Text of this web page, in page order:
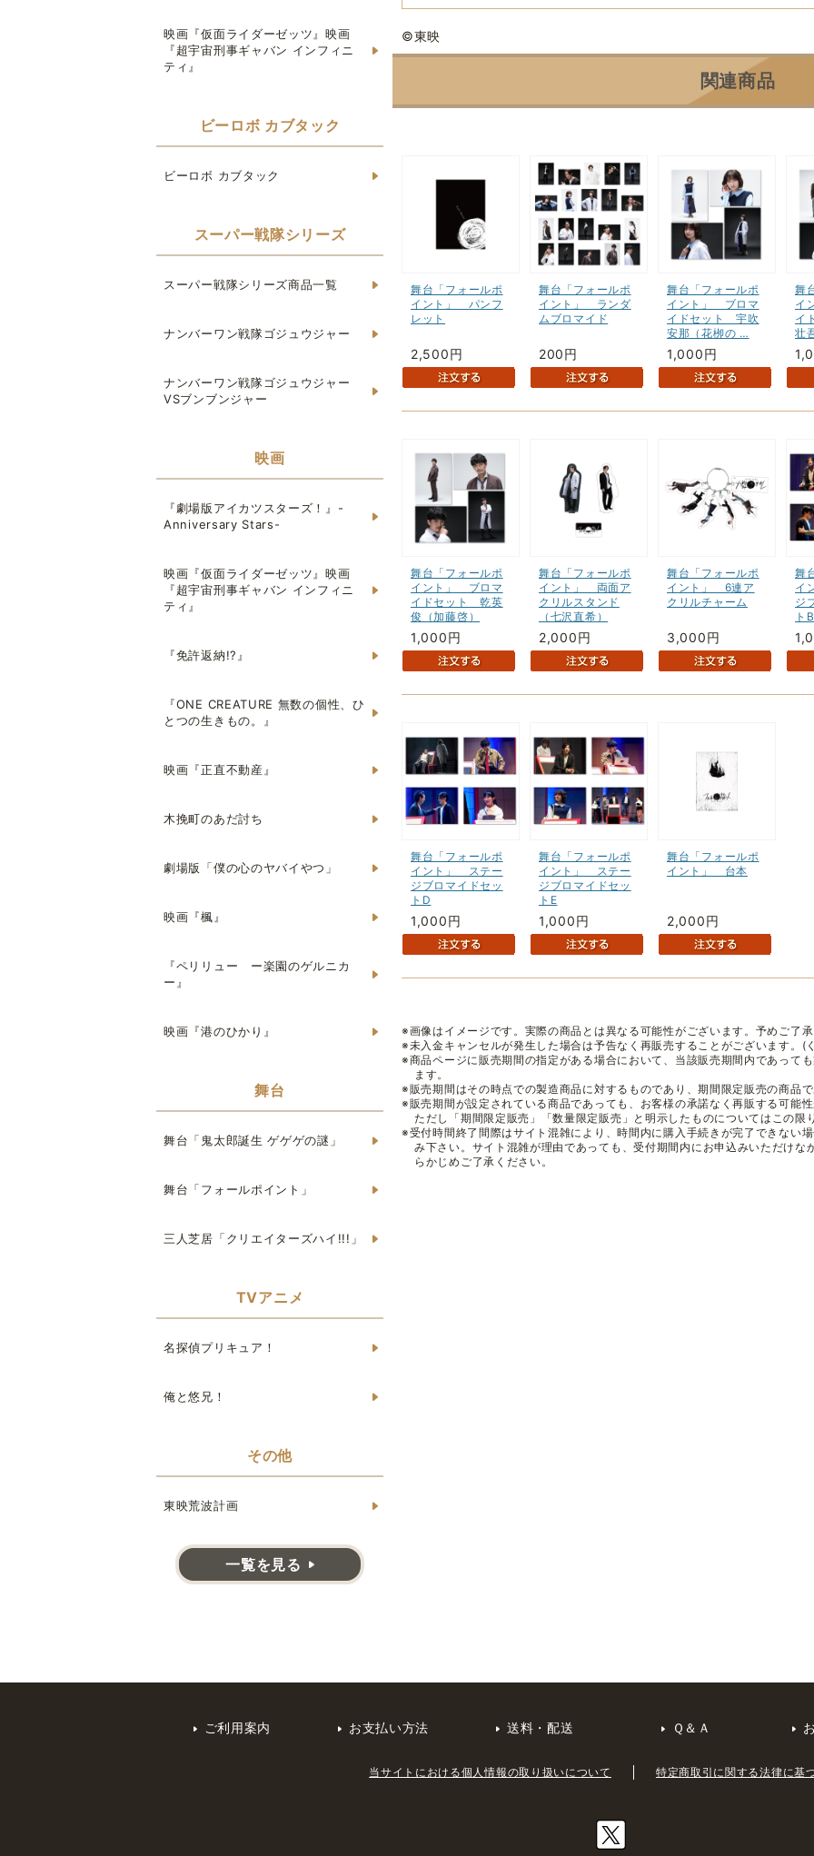
©東映
関連商品
舞台「フォールポ
イント」 パンフ
レット
2,500円
舞台「フォールポ
イント」 ランダ
ムブロマイド
200円
舞台「フォールポ
イント」 ブロマ
イドセット 宇吹
安那（花栁の …
1,000円
舞
イ
イ
壮
舞台「フォールポ
イント」 ブロマ
イドセット 乾英
俊（加藤啓）
1,000円
舞台「フォールポ
イント」 両面ア
クリルスタンド
（七沢直希）
2,000円
舞台「フォールポ
イント」 6連ア
クリルチャーム
3,000円
舞
イ
ジ
トB
舞台「フォールポ
イント」 ステー
ジブロマイドセッ
トD
1,000円
舞台「フォールポ
イント」 ステー
ジブロマイドセッ
トE
1,000円
舞台「フォールポ
イント」 台本
2,000円
※画像はイメージです。実際の商品とは異なる可能性がございます。予めご了承
※未入金キャンセルが発生した場合は予告なく再販売することがございます。(
※商品ページに販売期間の指定がある場合において、当該販売期間内であって
ます。
※販売期間はその時点での製造商品に対するものであり、期間限定販売の商品
※販売期間が設定されている商品であっても、お客様の承諾なく再販する可能
ただし「期間限定販売」「数量限定販売」と明示したものについてはこの限
※受付時間終了間際はサイト混雑により、時間内に購入手続きが完了できない
み下さい。サイト混雑が理由であっても、受付期間内にお申込みいただけな
らかじめご了承ください。
映画『仮面ライダーゼッツ』映画
『超宇宙刑事ギャバン インフィニ
ティ』
ビーロボ カブタック
ビーロボ カブタック
スーパー戦隊シリーズ
スーパー戦隊シリーズ商品一覧
ナンバーワン戦隊ゴジュウジャー
ナンバーワン戦隊ゴジュウジャー
VSブンブンジャー
映画
『劇場版アイカツスターズ！』-
Anniversary Stars-
映画『仮面ライダーゼッツ』映画
『超宇宙刑事ギャバン インフィニ
ティ』
『免許返納!?』
『ONE CREATURE 無数の個性、ひ
とつの生きもの。』
映画『正直不動産』
木挽町のあだ討ち
劇場版「僕の心のヤバイやつ」
映画『楓』
『ペリリュー ー楽園のゲルニカ
ー』
映画『港のひかり』
舞台
舞台「鬼太郎誕生 ゲゲゲの謎」
舞台「フォールポイント」
三人芝居「クリエイターズハイ!!!」
TVアニメ
名探偵プリキュア！
俺と悠兄！
その他
東映荒波計画
一覧を見る
ご利用案内 お支払い方法 送料・配送 Ｑ＆Ａ
当サイトにおける個人情報の取り扱いについて 特定商取引に関する法律に基